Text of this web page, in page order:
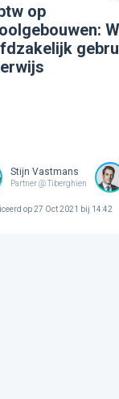
op
Stijn Vastmans
Partner @ Tiberghien
op27 Oct 2021 bij 14:42